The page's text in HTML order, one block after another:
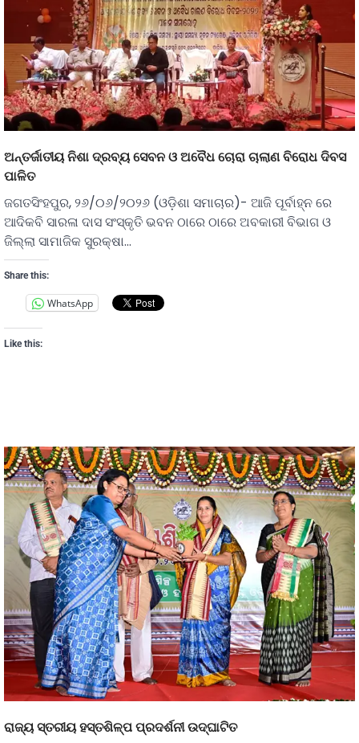
ଅନ୍ତର୍ଜାତୀୟ ନିଶା ଦ୍ରବ୍ୟ ସେବନ ଓ ଅବୈଧ ଚୋରା ଚାଲାଣ ବିରୋଧ ଦିବସ
ପାଳିତ
ଜଗତସିଂହପୁର, ୨୬/୦୬/୨୦୨୬ (ଓଡ଼ିଶା ସମାଚାର)- ଆଜି ପୂର୍ବାହ୍ନ ରେ
ଆଦିକବି ସାରଳା ଦାସ ସଂସ୍କୃତି ଭବନ ଠାରେ ଠାରେ ଅବକାରୀ ବିଭାଗ ଓ
ଜିଲ୍ଲା ସାମାଜିକ ସୁରକ୍ଷା…
Share this:
WhatsApp
Like this:
ରାଜ୍ୟ ସ୍ତରୀୟ ହସ୍ତଶିଳ୍ପ ପ୍ରଦର୍ଶନୀ ଉଦ୍‌ଘାଟିତ